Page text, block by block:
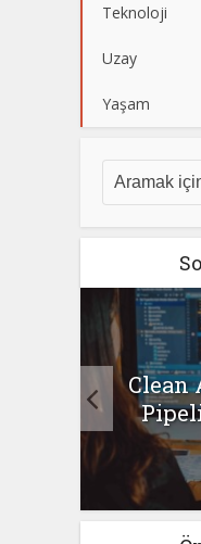
Teknoloji
Uzay
Yaşam
Clean